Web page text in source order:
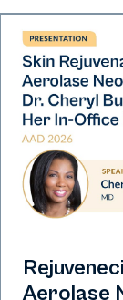
Neo Elite |
Aerolase